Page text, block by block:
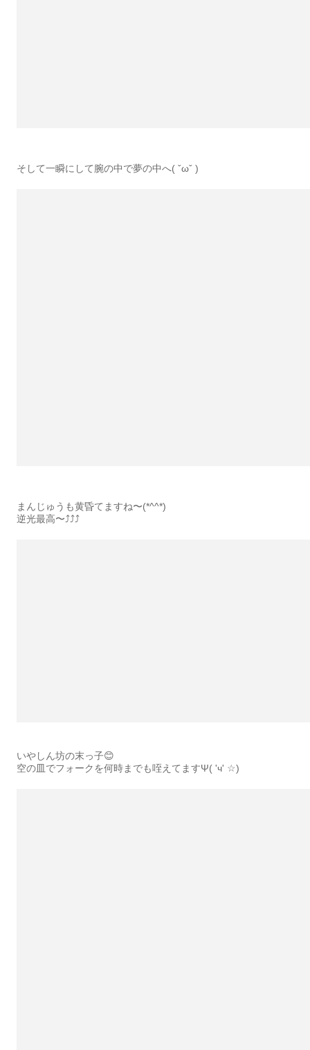
そして一瞬にして腕の中で夢の中へ( ˇωˇ )
まんじゅうも黄昏てますね〜(*^^*)
逆光最高〜⤴︎︎︎⤴︎︎⤴︎︎︎
いやしん坊の末っ子😊
空の皿でフォークを何時までも咥えてますΨ( 'ч' ☆)